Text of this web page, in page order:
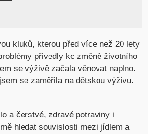
kluků, kterou před více než 20 lety
přivedly ke změně životního
se výživě začala věnovat naplno.
se zaměřila na dětskou výživu.
a čerstvé, zdravé potraviny i
hledat souvislosti mezi jídlem a